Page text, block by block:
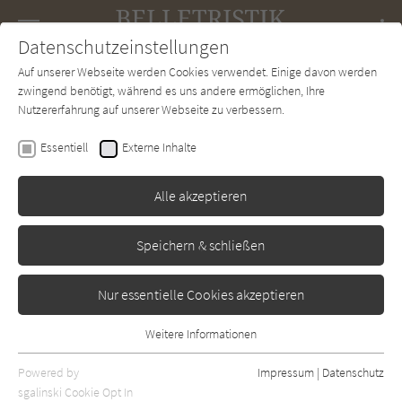
SUCHE Forum Charts Newsletter
Leodora Darlington
The Exes - Nichts ist
gefährlicher als das, was du
vergessen wolltest
Insel Erschienen: Februar 2026 0
Datenschutzeinstellungen
Auf unserer Webseite werden Cookies verwendet. Einige davon werden
zwingend benötigt, während es uns andere ermöglichen, Ihre
Nutzererfahrung auf unserer Webseite zu verbessern.
Essentiell Externe Inhalte
Alle akzeptieren
Speichern & schließen
Nur essentielle Cookies akzeptieren
Essentielle Cookies werden für grundlegende Funktionen der
Webseite benötigt. Dadurch ist gewährleistet, dass die Webseite
Weitere Informationen
Powered by
sgalinski Cookie Opt In
Impressum | Datenschutz